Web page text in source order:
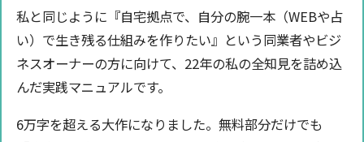
私と同じように『自宅拠点で、自分の腕一本（WEBや占
い）で生き残る仕組みを作りたい』という同業者やビジ
ネスオーナーの方に向けて、22年の私の全知見を詰め込
んだ実践マニュアルです。
6万字を超える大作になりました。無料部分だけでも